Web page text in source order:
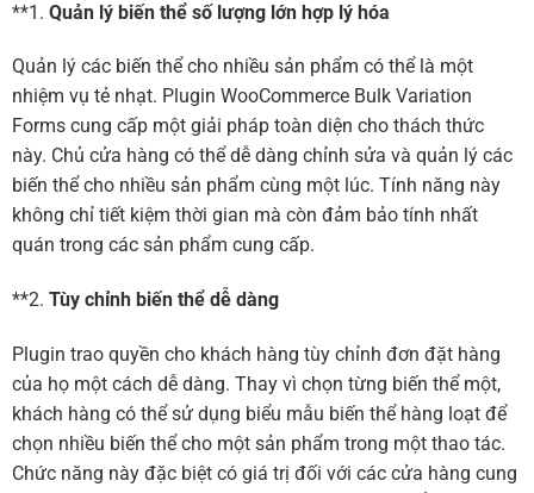
**1. Quản lý biến thể số lượng lớn hợp lý hóa
Quản lý các biến thể cho nhiều sản phẩm có thể là một
nhiệm vụ tẻ nhạt. Plugin WooCommerce Bulk Variation
Forms cung cấp một giải pháp toàn diện cho thách thức
này. Chủ cửa hàng có thể dễ dàng chỉnh sửa và quản lý các
biến thể cho nhiều sản phẩm cùng một lúc. Tính năng này
không chỉ tiết kiệm thời gian mà còn đảm bảo tính nhất
quán trong các sản phẩm cung cấp.
**2. Tùy chỉnh biến thể dễ dàng
Plugin trao quyền cho khách hàng tùy chỉnh đơn đặt hàng
của họ một cách dễ dàng. Thay vì chọn từng biến thể một,
khách hàng có thể sử dụng biểu mẫu biến thể hàng loạt để
chọn nhiều biến thể cho một sản phẩm trong một thao tác.
Chức năng này đặc biệt có giá trị đối với các cửa hàng cung